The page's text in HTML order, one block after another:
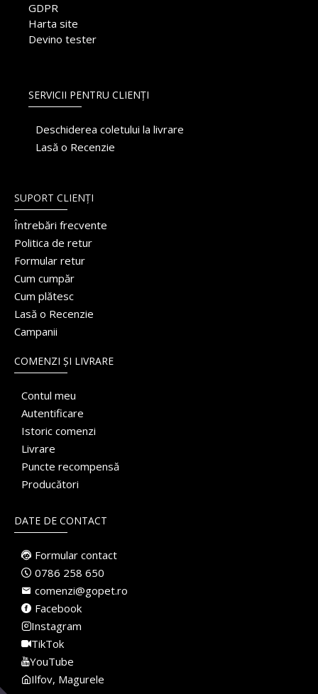
GDPR
Harta site
Devino tester
SERVICII PENTRU CLIENȚI
Deschiderea coletului la livrare
Lasă o Recenzie
SUPORT CLIENȚI
Întrebări frecvente
Politica de retur
Formular retur
Cum cumpăr
Cum plătesc
Lasă o Recenzie
Campanii
COMENZI ȘI LIVRARE
Contul meu
Autentificare
Istoric comenzi
Livrare
Puncte recompensă
Producători
DATE DE CONTACT
Formular contact
0786 258 650
comenzi@gopet.ro
Facebook
Instagram
TikTok
YouTube
Ilfov, Magurele